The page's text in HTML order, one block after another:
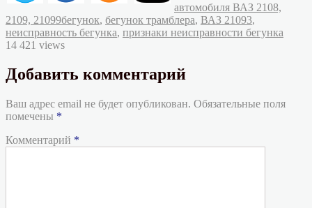
автомобиля ВАЗ 2108,
2109, 21099Метки
бегунок, бегунок трамблера, ВАЗ 21093,
неисправность бегунка, признаки неисправности бегунка
14 421 views
Добавить комментарий
Ваш адрес email не будет опубликован. Обязательные поля
помечены *
Комментарий *